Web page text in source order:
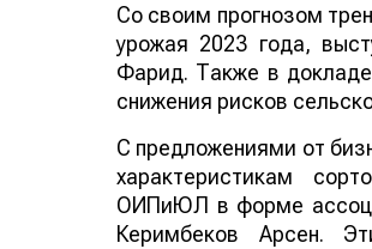
Со своим прогнозом
урожая 2023 года,
Фарид. Также в
снижения рисков
С предложениями от
характеристикам
ОИПиЮЛ в форме
Керимбеков Арсен.